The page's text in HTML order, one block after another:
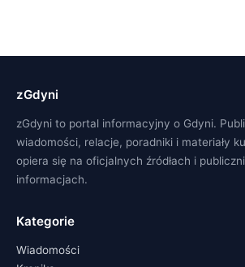
zGdyni
zGdyni to portal informacyjny o Gdyni.
wiadomości, relacje, poradniki i materiały
opiera się na oficjalnych źródłach i
informacjach.
Kategorie
Wiadomości